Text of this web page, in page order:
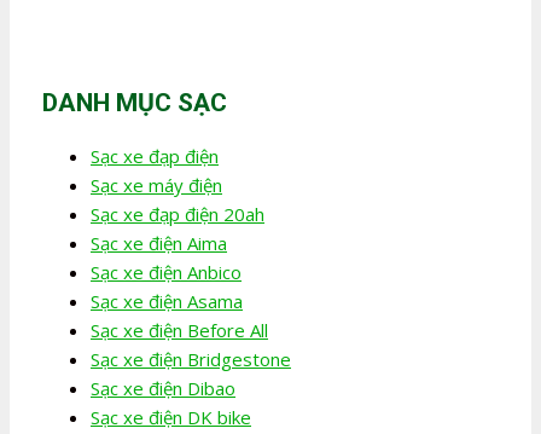
DANH MỤC SẠC
Sạc xe đạp điện
Sạc xe máy điện
Sạc xe đạp điện 20ah
Sạc xe điện Aima
Sạc xe điện Anbico
Sạc xe điện Asama
Sạc xe điện Before All
Sạc xe điện Bridgestone
Sạc xe điện Dibao
Sạc xe điện DK bike